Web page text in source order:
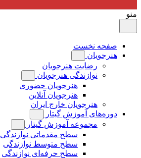
منو
صفحه نخست
هنرجویان
رضایت هنرجویان
نوازندگی هنرجویان
هنرجویان حضوری
هنرجویان آنلاین
هنرجویان خارج ایران
دوره‌های آموزش گیتار
مجموعه آموزش گیتار
سطح مقدماتی نوازندگی
سطح متوسط نوازندگی
سطح حرفه‌ای نوازندگی